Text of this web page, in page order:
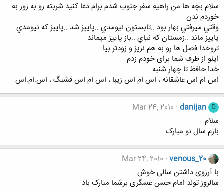
سلام بچه ها من راهیه سفر جنوب شدم برام دعا کنید شربته رو به زور به
خوردم ندن
وقتي ميرفتي بهار بود ..تابستون نيومدي ..پاييز شد ..پاييز که نيومدي
پاييز ماند ..زمستان که نياي ..باز پاييز ميماند
تروخدا فصل ها رو به هم نريز و زودتر بيا
اینو از طرف شما برای خودم زدم
خدا حافظ تا چهار شنبه
اس ام اس عاشقانه ، اس ام اس زیبا ، اس ام اس قشنگ ، اس.ام.اس
D
danijan
Mar 24, 2010
سلام
بازم سال نو مبارک
venous_20
Mar 24, 2010
با آرزوی داشتن سالی خوش
سالروز تولد امام حسن عسگری برشما مبارک باد